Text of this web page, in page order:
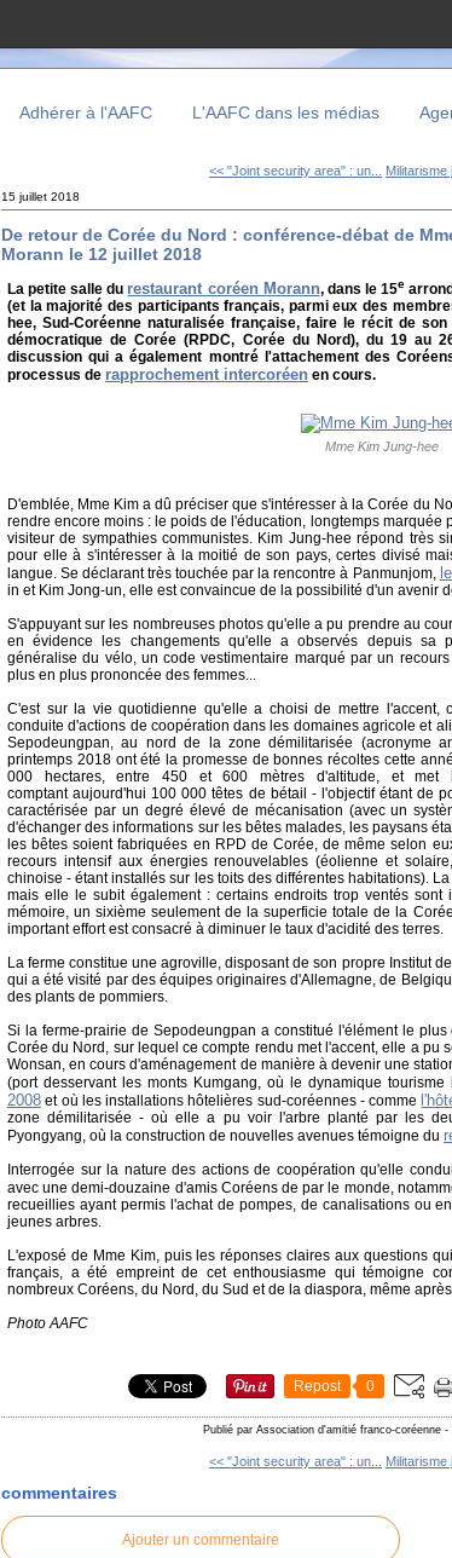
Adhérer à l'AAFC L'AAFC dans les médias
<< "Joint security area" : un... Militarisme
15 juillet 2018
De retour de Corée du Nord : conférence-débat de
Morann le 12 juillet 2018
La petite salle du restaurant coréen Morann, dans le 15e
(et la majorité des participants français, parmi eux des
hee, Sud-Coréenne naturalisée française, faire le récit de
démocratique de Corée (RPDC, Corée du Nord), du 19 au
discussion qui a également montré l'attachement des
processus de rapprochement intercoréen en cours.
Mme Kim Jung-hee
D'emblée, Mme Kim a dû préciser que s'intéresser à la Corée du
rendre encore moins : le poids de l'éducation, longtemps marquée
visiteur de sympathies communistes. Kim Jung-hee répond très
pour elle à s'intéresser à la moitié de son pays, certes divisé
langue. Se déclarant très touchée par la rencontre à Panmunjom,
in et Kim Jong-un, elle est convaincue de la possibilité d'un avenir
S'appuyant sur les nombreuses photos qu'elle a pu prendre au
en évidence les changements qu'elle a observés depuis
généralise du vélo, un code vestimentaire marqué par un
plus en plus prononcée des femmes...
C'est sur la vie quotidienne qu'elle a choisi de mettre l'accent,
conduite d'actions de coopération dans les domaines agricole et
Sepodeungpan, au nord de la zone démilitarisée (acronyme
printemps 2018 ont été la promesse de bonnes récoltes cette
000 hectares, entre 450 et 600 mètres d'altitude, et
comptant aujourd'hui 100 000 têtes de bétail - l'objectif étant de
caractérisée par un degré élevé de mécanisation (avec un
d'échanger des informations sur les bêtes malades, les paysans
les bêtes soient fabriquées en RPD de Corée, de même selon
recours intensif aux énergies renouvelables (éolienne et
chinoise - étant installés sur les toits des différentes habitations).
mais elle le subit également : certains endroits trop ventés
mémoire, un sixième seulement de la superficie totale de la
important effort est consacré à diminuer le taux d'acidité des terres.
La ferme constitue une agroville, disposant de son propre Institut
qui a été visité par des équipes originaires d'Allemagne, de
des plants de pommiers.
Si la ferme-prairie de Sepodeungpan a constitué l'élément le
Corée du Nord, sur lequel ce compte rendu met l'accent, elle a pu
Wonsan, en cours d'aménagement de manière à devenir une
(port desservant les monts Kumgang, où le dynamique tourisme
2008 et où les installations hôtelières sud-coréennes - comme
zone démilitarisée - où elle a pu voir l'arbre planté par les
Pyongyang, où la construction de nouvelles avenues témoigne du
Interrogée sur la nature des actions de coopération qu'elle
avec une demi-douzaine d'amis Coréens de par le monde,
recueillies ayant permis l'achat de pompes, de canalisations ou
jeunes arbres.
L'exposé de Mme Kim, puis les réponses claires aux questions
français, a été empreint de cet enthousiasme qui témoigne
nombreux Coréens, du Nord, du Sud et de la diaspora, même
Photo AAFC
Repost 0
Publié par Association d'amitié franco-coréenne -
<< "Joint security area" : un... Militarisme
commentaires
Ajouter un commentaire